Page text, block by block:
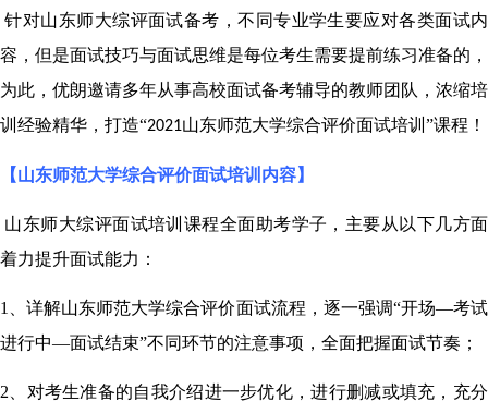
针对山东师大综评面试备考，不同专业学生要应对各类面试内
容，但是面试技巧与面试思维是每位考生需要提前练习准备的，
为此，优朗邀请多年从事高校面试备考辅导的教师团队，浓缩培
训经验精华，打造“2021山东师范大学综合评价面试培训”课程！
【山东师范大学综合评价面试培训内容】
山东师大综评面试培训课程全面助考学子，主要从以下几方面
着力提升面试能力：
1、详解山东师范大学综合评价面试流程，逐一强调“开场—考试
进行中—面试结束”不同环节的注意事项，全面把握面试节奏；
2、 对考生准备的自我介绍进一步优化，进行删减或填充，充分